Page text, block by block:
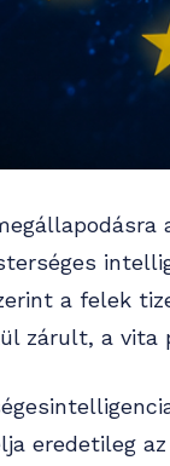
a felek
zárult, a vita
eredetileg